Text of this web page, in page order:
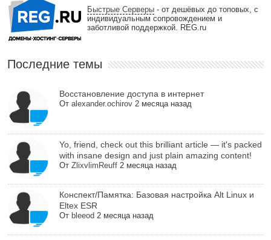
Быстрые Серверы - от дешёвых до топовых, с
индивидуальным сопровождением и
заботливой поддержкой. REG.ru
Последние темы
Восстановление доступа в интернет
От alexander.ochirov 2 месяца назад
Yo, friend, check out this brilliant article — it's packed
with insane design and just plain amazing content!
От ZlixvlimReuff 2 месяца назад
Конспект/Памятка: Базовая настройка Alt Linux и
Eltex ESR
От bleeod 2 месяца назад